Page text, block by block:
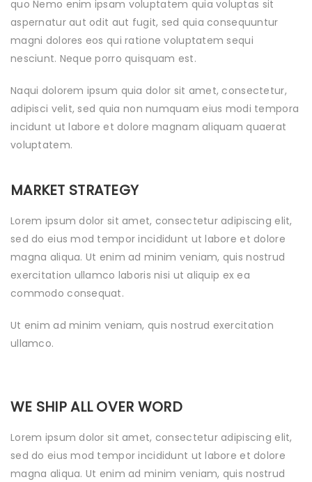
quo Nemo enim ipsam voluptatem quia voluptas sit
aspernatur aut odit aut fugit, sed quia consequuntur
magni dolores eos qui ratione voluptatem sequi
nesciunt. Neque porro quisquam est.
Naqui dolorem ipsum quia dolor sit amet, consectetur,
adipisci velit, sed quia non numquam eius modi tempora
incidunt ut labore et dolore magnam aliquam quaerat
voluptatem.
MARKET STRATEGY
Lorem ipsum dolor sit amet, consectetur adipiscing elit,
sed do eius mod tempor incididunt ut labore et dolore
magna aliqua. Ut enim ad minim veniam, quis nostrud
exercitation ullamco laboris nisi ut aliquip ex ea
commodo consequat.
Ut enim ad minim veniam, quis nostrud exercitation
ullamco.
WE SHIP ALL OVER WORD
Lorem ipsum dolor sit amet, consectetur adipiscing elit,
sed do eius mod tempor incididunt ut labore et dolore
magna aliqua. Ut enim ad minim veniam, quis nostrud